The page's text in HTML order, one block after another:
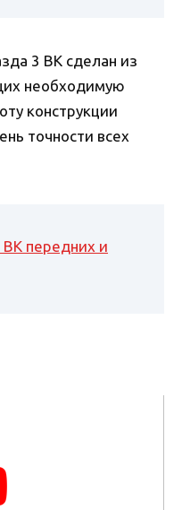
3 ВК сделан из
необходимую
конструкции
точности всех
передних и